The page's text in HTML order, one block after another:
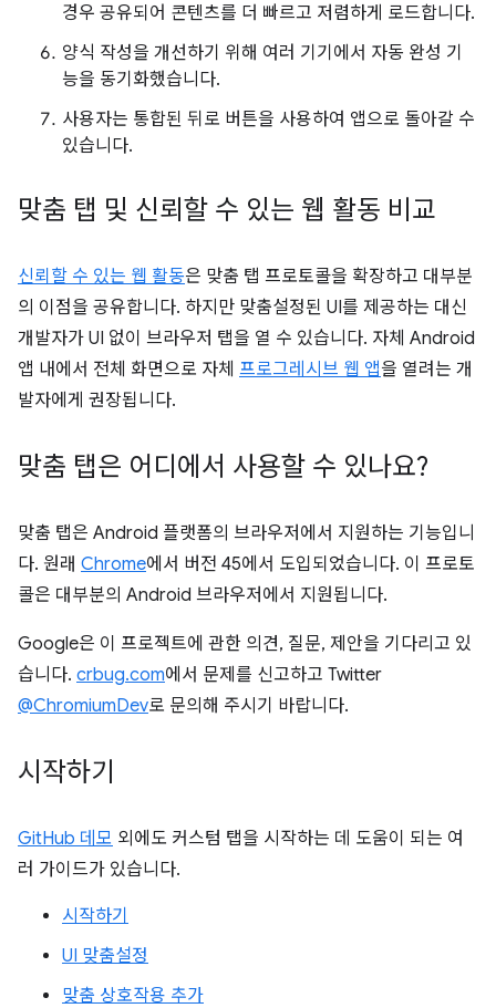
경우 공유되어 콘텐츠를 더 빠르고 저렴하게 로드합니다.
양식 작성을 개선하기 위해 여러 기기에서 자동 완성 기
능을 동기화했습니다.
사용자는 통합된 뒤로 버튼을 사용하여 앱으로 돌아갈 수
있습니다.
맞춤 탭 및 신뢰할 수 있는 웹 활동 비교
신뢰할 수 있는 웹 활동은 맞춤 탭 프로토콜을 확장하고 대부분
의 이점을 공유합니다. 하지만 맞춤설정된 UI를 제공하는 대신
개발자가 UI 없이 브라우저 탭을 열 수 있습니다. 자체 Android
앱 내에서 전체 화면으로 자체 프로그레시브 웹 앱을 열려는 개
발자에게 권장됩니다.
맞춤 탭은 어디에서 사용할 수 있나요?
맞춤 탭은 Android 플랫폼의 브라우저에서 지원하는 기능입니
다. 원래 Chrome에서 버전 45에서 도입되었습니다. 이 프로토
콜은 대부분의 Android 브라우저에서 지원됩니다.
Google은 이 프로젝트에 관한 의견, 질문, 제안을 기다리고 있
습니다. crbug.com에서 문제를 신고하고 Twitter
@ChromiumDev로 문의해 주시기 바랍니다.
시작하기
GitHub 데모 외에도 커스텀 탭을 시작하는 데 도움이 되는 여
러 가이드가 있습니다.
시작하기
UI 맞춤설정
맞춤 상호작용 추가